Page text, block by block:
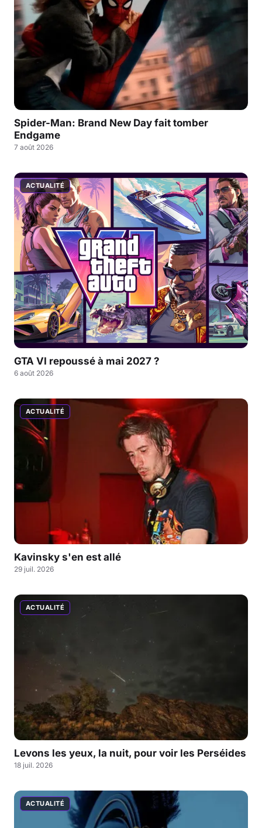
Spider-Man: Brand New Day fait tomber
Endgame
7 août 2026
ACTUALITÉ
GTA VI repoussé à mai 2027 ?
6 août 2026
ACTUALITÉ
Kavinsky s'en est allé
29 juil. 2026
ACTUALITÉ
Levons les yeux, la nuit, pour voir les Perséides
18 juil. 2026
ACTUALITÉ